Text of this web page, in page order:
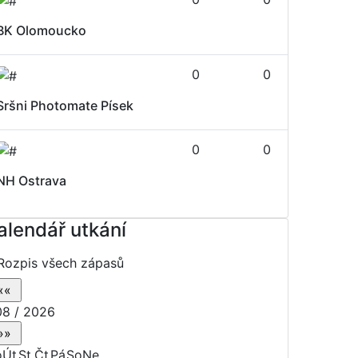
Olomoucko
Photomate Písek
0 0
Ostrava
0 0
utkání
všech zápasů
/ 2026